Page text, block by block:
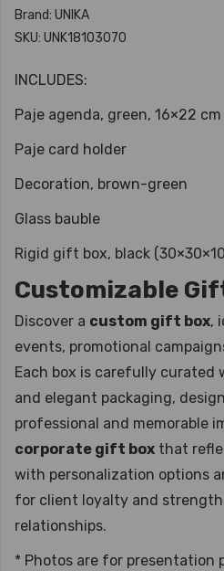
Brand: UNIKA
SKU: UNK18103070
INCLUDES:
Paje agenda, green, 16×22 cm
Paje card holder
Decoration, brown-green
Glass bauble
Rigid gift box, black
Customizable
Discover a custom gift box,
events, promotional
Each box is carefully curated
and elegant packaging,
professional and memorable
corporate gift box that
with personalization options
for client loyalty and
relationships.
* Photos are for presentation